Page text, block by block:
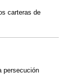
carteras de
persecución